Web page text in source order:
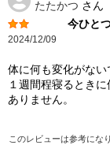
たたかつ さん
今ひと
2024/12/09
体に何も変化がない
１週間程寝るとき
ありません。
このレビューは参考にな